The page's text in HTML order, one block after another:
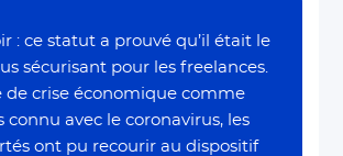
: ce statut a prouvé qu’il était le
sécurisant pour les freelances.
de crise économique comme
connu avec le coronavirus, les
ont pu recourir au dispositif